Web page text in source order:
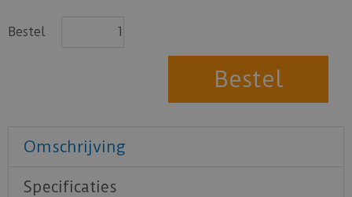
Bestel
Omschrijving
Specificaties